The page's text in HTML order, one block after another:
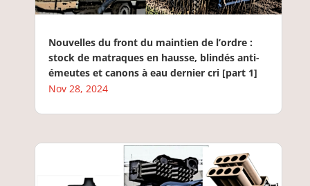
Nouvelles du front du maintien de l’ordre :
stock de matraques en hausse, blindés anti-
émeutes et canons à eau dernier cri [part 1]
Nov 28, 2024